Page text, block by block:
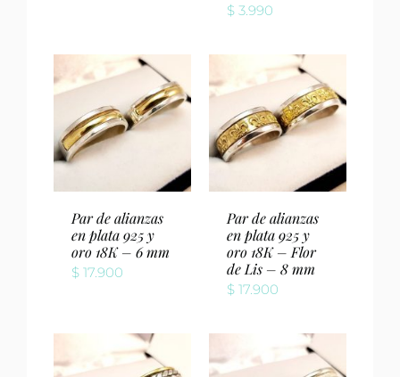
$ 3.990
Par de alianzas
en plata 925 y
oro 18K – 6 mm
$ 17.900
Par de alianzas
en plata 925 y
oro 18K – Flor
de Lis – 8 mm
$ 17.900